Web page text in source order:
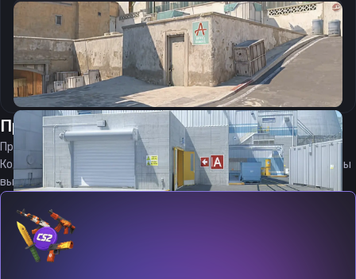
CSGO-isZmo-Zsiya-WtLAW-5rTzB-w88WB
Скопировать
Прицелксмсот08.08.2026
Прицел xms является актуальным на
08.08.2026
Код прицела
CS 2 стараемся еженедельно обновлять, чтобы
вы могли играть с актуальными настройками игрока.